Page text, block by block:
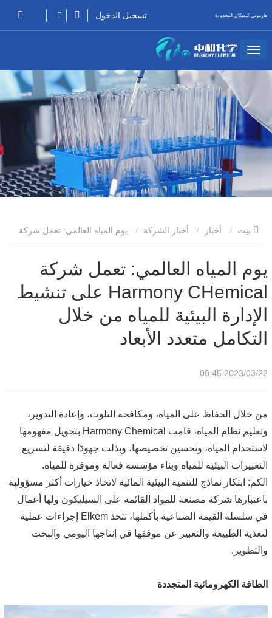
تسجيل الدخول هارموني كيميكال المحدودة
أخبار أخبار الشركة يوم المياه العالمي: تعمل شركة
Harmony CHemical على تنشيط الإدارة البيئية للمياه من خلال التكامل
متعدد الأبعاد
يوم المياه العالمي: تعمل شركة
Harmony CHemical على تنشيط
الإدارة البيئية للمياه من خلال
التكامل متعدد الأبعاد
2023/03/22 08:45
من خلال الحفاظ على المياه، ومكافحة التلوث، وإعادة التدوير،
وتعليم نظام المياه، قامت Harmony Chemical بتحويل مفهومها
لاستخدام المياه، وتحسين تخصيصها، وبذلت جهودًا دقيقة لتسريع
التغييرات البيئية للمياه وبناء مؤسسة فعالة وموفرة للمياه.
الكم: ابتكار نماذج للتنمية البيئية المائية لاتخاذ خيارات أكثر مسؤولية
باعتبارها شركة مصنعة للمواد القائمة على السيليكون ولها أعمال
في سلسلة القيمة الصناعية بأكملها، تتخذ Elkem إجراءات عملية
لتغذية الطبيعة والتعبير عن موقفها في إنتاجها اليومي والبحث
والتطوير.
الطاقة الكهرومائية المتجددة